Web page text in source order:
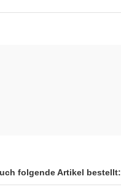
folgende Artikel bestellt: